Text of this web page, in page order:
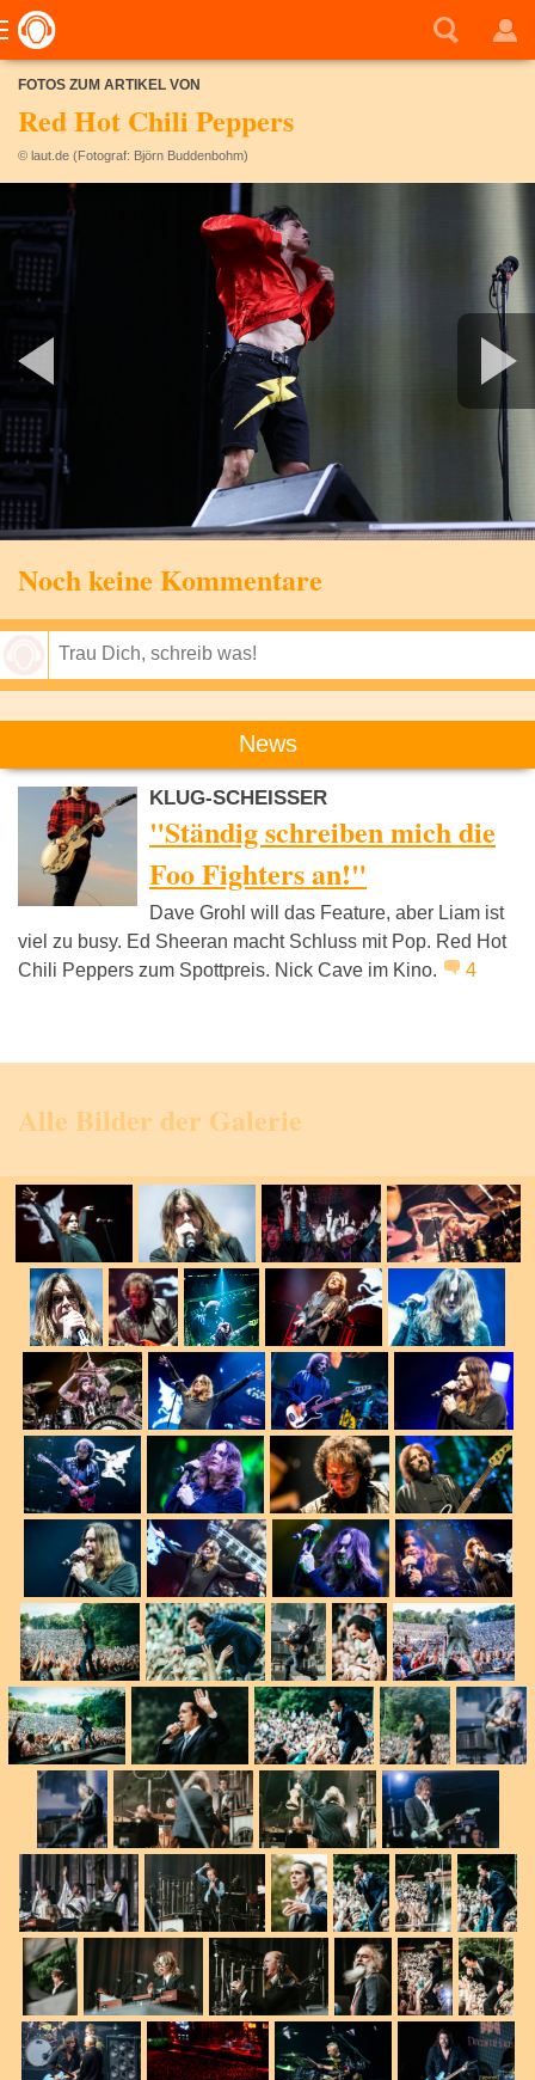
FOTOS ZUM ARTIKEL VON
Red Hot Chili Peppers
© laut.de (Fotograf: Björn Buddenbohm)
Noch keine Kommentare
News
KLUG-SCHEISSER
"Ständig schreiben mich die
Foo Fighters an!"
Dave Grohl will das Feature, aber Liam ist
viel zu busy. Ed Sheeran macht Schluss mit Pop. Red Hot
Chili Peppers zum Spottpreis. Nick Cave im Kino.
4
Alle Bilder der Galerie